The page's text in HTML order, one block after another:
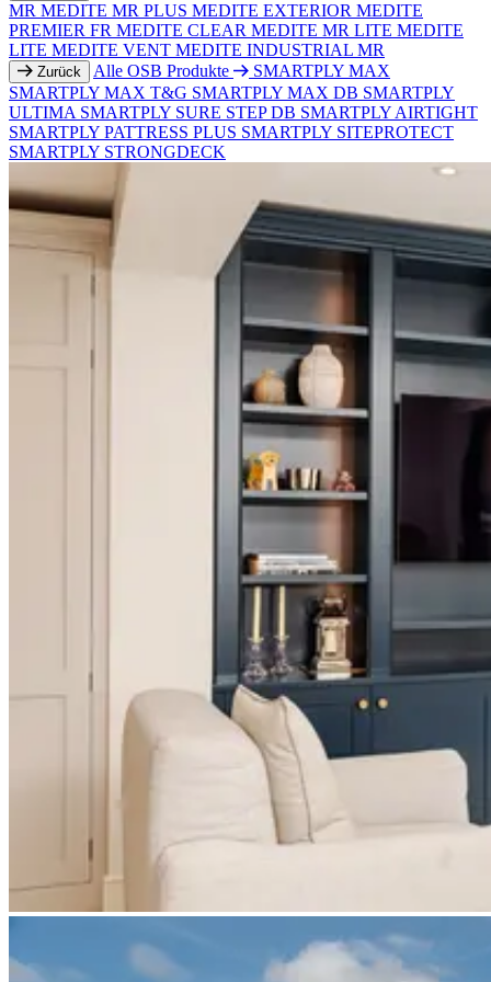
MR MEDITE MR PLUS MEDITE EXTERIOR MEDITE
PREMIER FR MEDITE CLEAR MEDITE MR LITE MEDITE
LITE MEDITE VENT MEDITE INDUSTRIAL MR
Zurück Alle OSB Produkte
SMARTPLY MAX
SMARTPLY MAX T&G SMARTPLY MAX DB SMARTPLY
ULTIMA SMARTPLY SURE STEP DB SMARTPLY AIRTIGHT
SMARTPLY PATTRESS PLUS SMARTPLY SITEPROTECT
SMARTPLY STRONGDECK